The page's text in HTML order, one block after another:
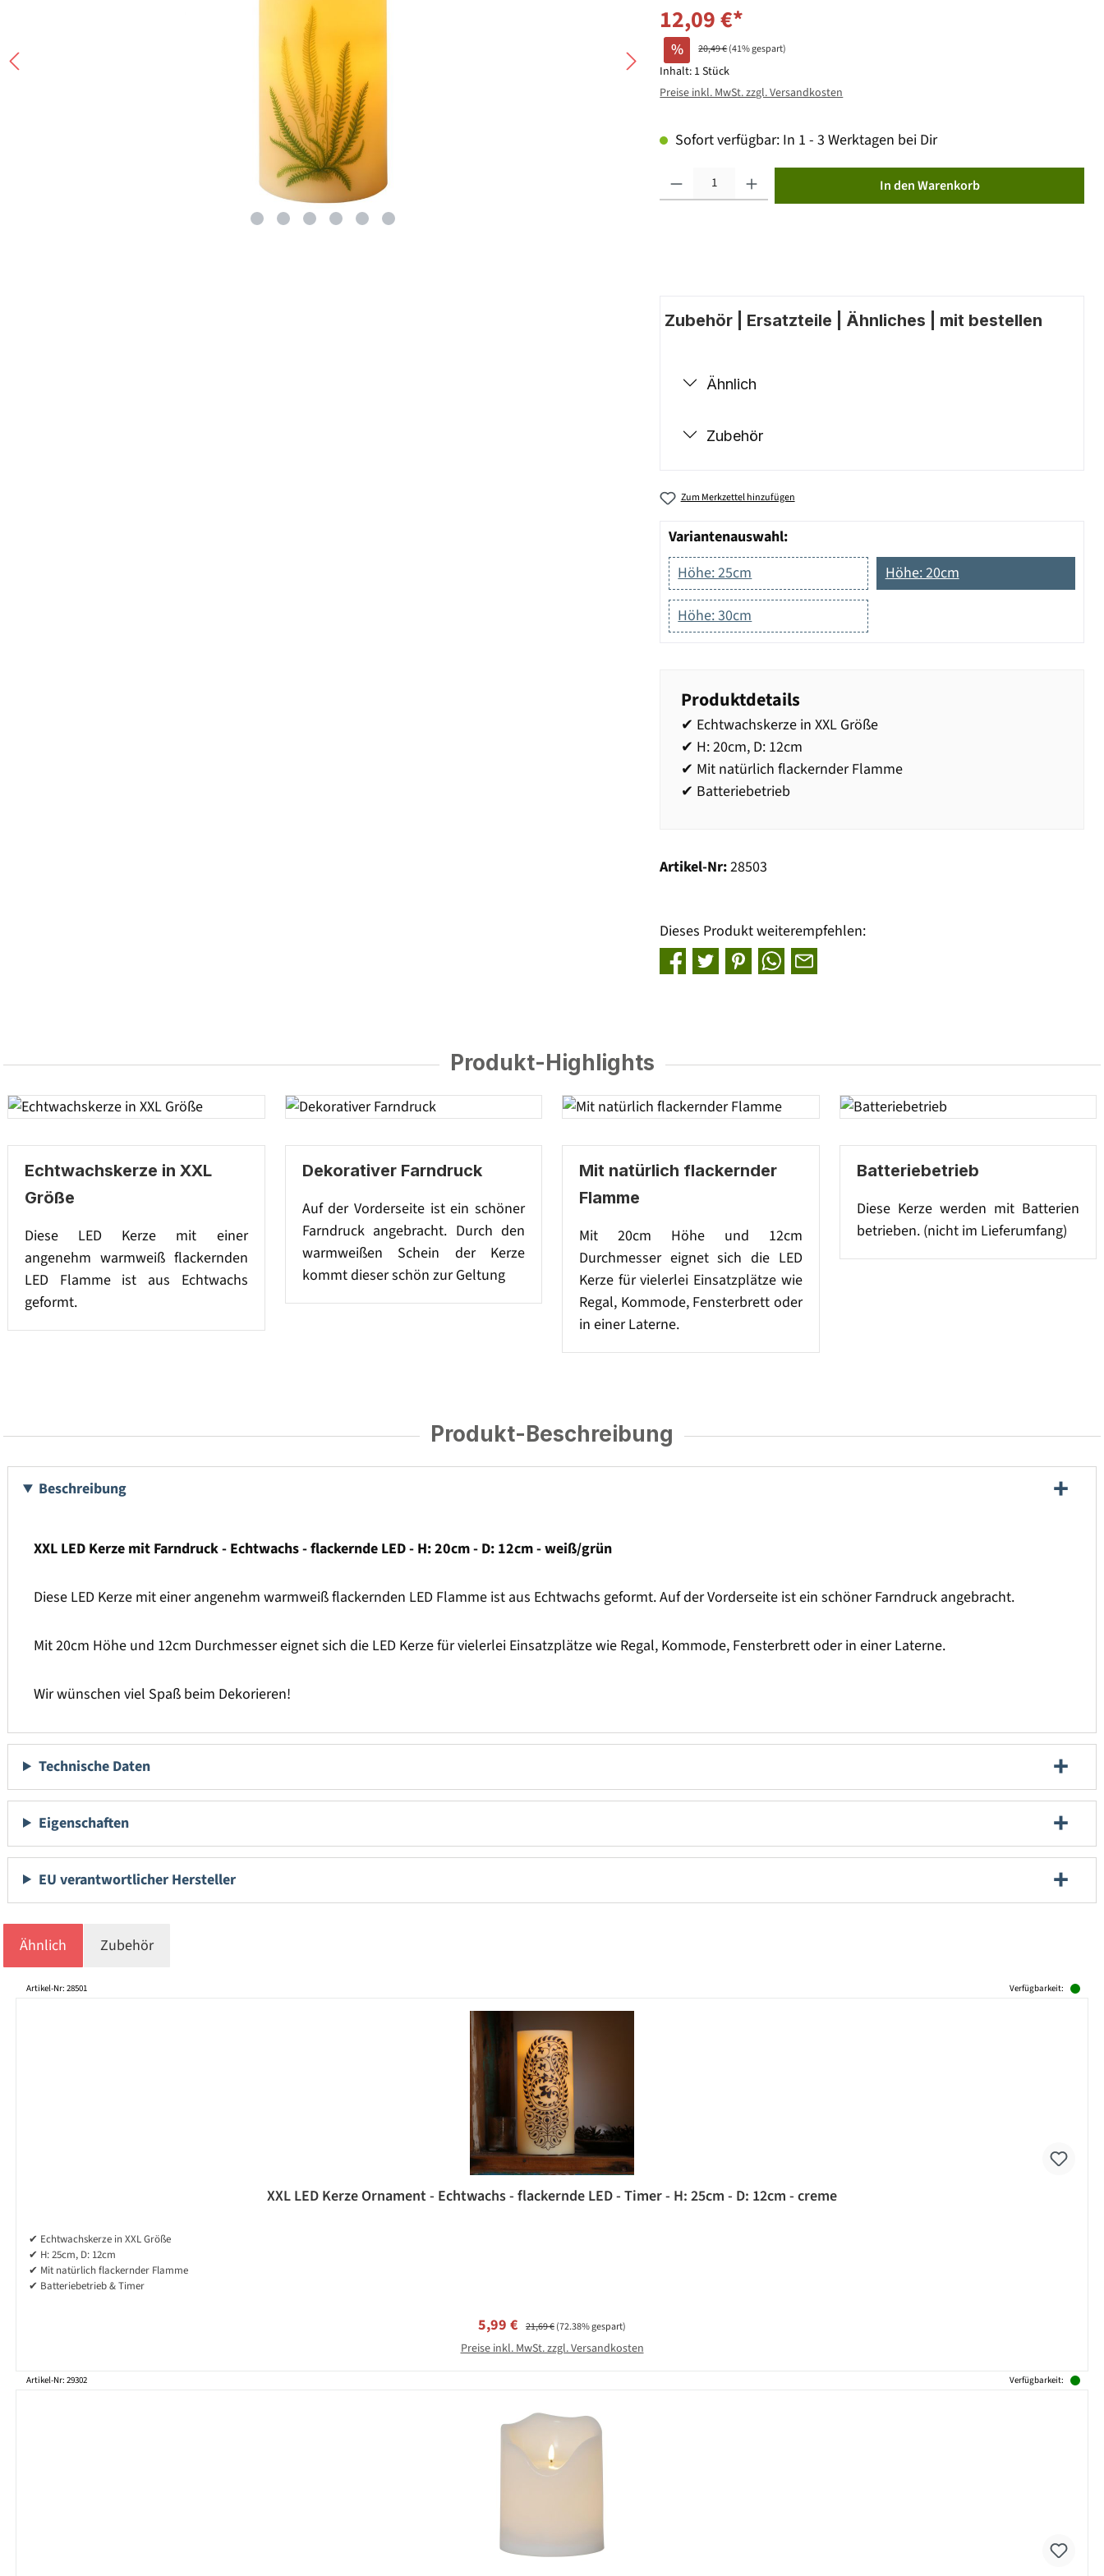
12,09 €*
% 20,49 €(41% gespart)
Inhalt: 1 Stück
Preise inkl. MwSt. zzgl. Versandkosten
Sofort verfügbar: In 1 - 3 Werktagen bei Dir
In den Warenkorb
Zubehör | Ersatzteile | Ähnliches | mit bestellen
Ähnlich
Zubehör
Zum Merkzettel hinzufügen
Variantenauswahl:
Höhe: 25cm
Höhe: 20cm
Höhe: 30cm
Produktdetails
✔ Echtwachskerze in XXL Größe
✔ H: 20cm, D: 12cm
✔ Mit natürlich flackernder Flamme
✔ Batteriebetrieb
Artikel-Nr:28503
Dieses Produkt weiterempfehlen:
Produkt-Highlights
Echtwachskerze in XXL
Größe
Diese LED Kerze mit einer
angenehm warmweiß flackernden
LED Flamme ist aus Echtwachs
geformt.
Dekorativer Farndruck
Auf der Vorderseite ist ein schöner
Farndruck angebracht. Durch den
warmweißen Schein der Kerze
kommt dieser schön zur Geltung
Mit natürlich flackernder
Flamme
Mit 20cm Höhe und 12cm
Durchmesser eignet sich die LED
Kerze für vielerlei Einsatzplätze wie
Regal, Kommode, Fensterbrett oder
in einer Laterne.
Batteriebetrieb
Diese Kerze werden mit Batterien
betrieben. (nicht im Lieferumfang)
Produkt-Beschreibung
Beschreibung
XXL LED Kerze mit Farndruck - Echtwachs - flackernde LED - H: 20cm - D: 12cm - weiß/grün
Diese LED Kerze mit einer angenehm warmweiß flackernden LED Flamme ist aus Echtwachs geformt. Auf der Vorderseite ist ein schöner Farndruck angebracht.
Mit 20cm Höhe und 12cm Durchmesser eignet sich die LED Kerze für vielerlei Einsatzplätze wie Regal, Kommode, Fensterbrett oder in einer Laterne.
Wir wünschen viel Spaß beim Dekorieren!
Technische Daten
Eigenschaften
EU verantwortlicher Hersteller
Ähnlich Zubehör
Produktgalerie überspringen
Artikel-Nr: 28501 Verfügbarkeit:
XXL LED Kerze Ornament - Echtwachs - flackernde LED - Timer - H: 25cm - D: 12cm - creme
✔ Echtwachskerze in XXL Größe
✔ H: 25cm, D: 12cm
✔ Mit natürlich flackernder Flamme
✔ Batteriebetrieb & Timer
Verkaufspreis:
5,99 € Regulärer Preis:
21,69 €(72.38% gespart)
Preise inkl. MwSt. zzgl. Versandkosten
Artikel-Nr: 29302 Verfügbarkeit: